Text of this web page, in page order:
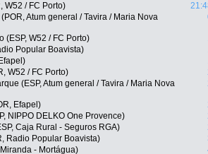
W52 / FC Porto)
Atum general / Tavira / Maria Nova
(ESP, W52 / FC Porto)
Popular Boavista)
W52 / FC Porto)
(ESP, Atum general / Tavira / Maria Nova
Efapel)
NIPPO DELKO One Provence)
Caja Rural - Seguros RGA)
Radio Popular Boavista)
- Mortágua)